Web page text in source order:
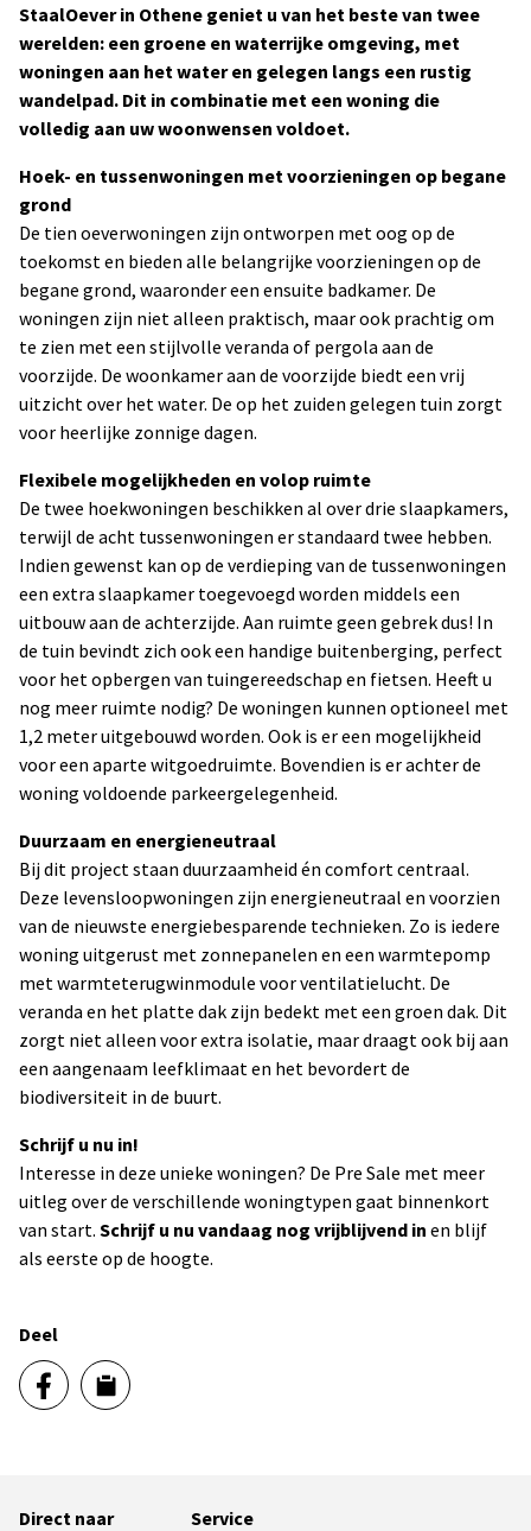
StaalOeverin Othene geniet u van het beste van twee
werelden: een groene en waterrijke omgeving, met
woningen aan het water en gelegen langs een rustig
wandelpad. Dit in combinatie met een woning die
volledig aan uw woonwensen voldoet.
Hoek- en tussenwoningen met voorzieningen op begane
grond
De tien oeverwoningen zijn ontworpen met oog op de
toekomst en bieden alle belangrijke voorzieningen op de
begane grond, waaronder een ensuite badkamer. De
woningen zijn niet alleen praktisch, maar ook prachtig om
te zien met een stijlvolle veranda of pergola aan de
voorzijde. De woonkamer aan de voorzijde biedt een vrij
uitzicht over het water. De op het zuiden gelegen tuin zorgt
voor heerlijke zonnige dagen.
Flexibele mogelijkheden en volop ruimte
De twee hoekwoningen beschikken al over drie slaapkamers,
terwijl de acht tussenwoningen er standaard twee hebben.
Indien gewenst kan op de verdieping van de tussenwoningen
een extra slaapkamer toegevoegd worden middels een
uitbouw aan de achterzijde. Aan ruimte geen gebrek dus! In
de tuin bevindt zich ook een handige buitenberging, perfect
voor het opbergen van tuingereedschap en fietsen. Heeft u
nog meer ruimte nodig? De woningen kunnen optioneel met
1,2 meter uitgebouwd worden. Ook is er een mogelijkheid
voor een aparte witgoedruimte. Bovendien is er achter de
woning voldoende parkeergelegenheid.
Duurzaam en energieneutraal
Bij dit project staan duurzaamheid én comfort centraal.
Deze levensloopwoningen zijn energieneutraal en voorzien
van de nieuwste energiebesparende technieken. Zo is iedere
woning uitgerust met zonnepanelen en een warmtepomp
met warmteterugwinmodule voor ventilatielucht. De
veranda en het platte dak zijn bedekt met een groen dak. Dit
zorgt niet alleen voor extra isolatie, maar draagt ook bij aan
een aangenaam leefklimaat en het bevordert de
biodiversiteit in de buurt.
Schrijf u nu in!
Interesse in deze unieke woningen? De Pre Sale met meer
uitleg over de verschillende woningtypen gaat binnenkort
van start. Schrijf u nu vandaag nog vrijblijvend in en blijf
als eerste op de hoogte.
Deel
Direct naar
Service